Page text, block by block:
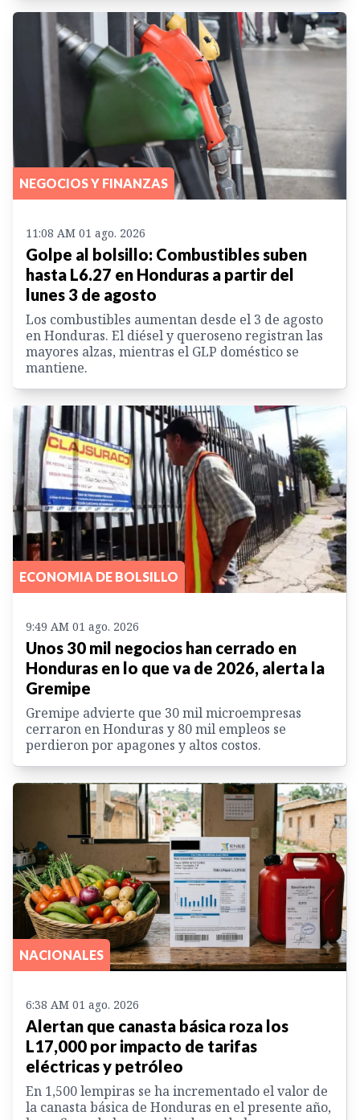
NEGOCIOS Y FINANZAS
11:08 AM 01 ago. 2026
Golpe al bolsillo: Combustibles suben
hasta L6.27 en Honduras a partir del
lunes 3 de agosto
Los combustibles aumentan desde el 3 de agosto
en Honduras. El diésel y queroseno registran las
mayores alzas, mientras el GLP doméstico se
mantiene.
ECONOMIA DE BOLSILLO
9:49 AM 01 ago. 2026
Unos 30 mil negocios han cerrado en
Honduras en lo que va de 2026, alerta la
Gremipe
Gremipe advierte que 30 mil microempresas
cerraron en Honduras y 80 mil empleos se
perdieron por apagones y altos costos.
NACIONALES
6:38 AM 01 ago. 2026
Alertan que canasta básica roza los
L17,000 por impacto de tarifas
eléctricas y petróleo
En 1,500 lempiras se ha incrementado el valor de
la canasta básica de Honduras en el presente año,